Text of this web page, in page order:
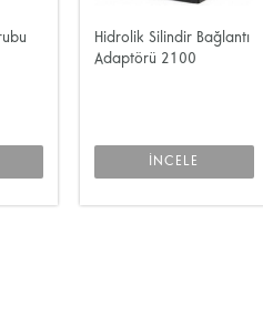
Hidrolik Silindir Bağlantı
Adaptörü 2100
İNCELE